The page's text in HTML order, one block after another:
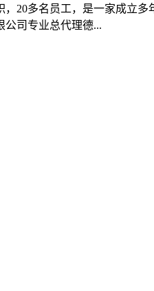
20多名员工，是一家成立
司专业总代理德...